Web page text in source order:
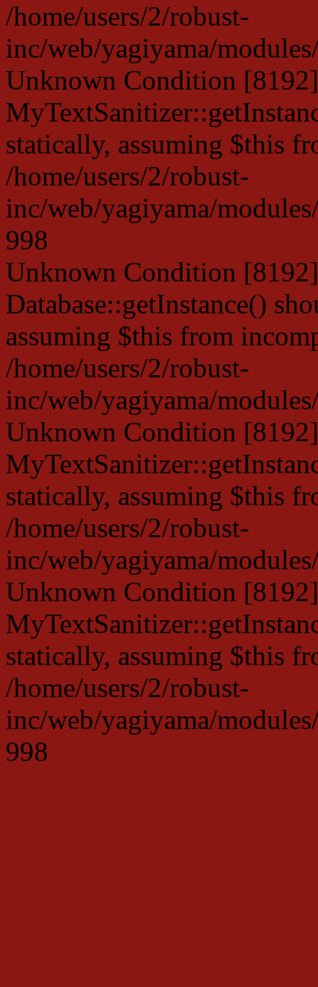
/home/users/2/robust-
inc/web/yagiyama/
Unknown Condition
statically, assuming $this
/home/users/2/robust-
inc/web/yagiyama/
998
Unknown Condition
Database::getInstance()
assuming $this from
/home/users/2/robust-
inc/web/yagiyama/
Unknown Condition
statically, assuming $this
/home/users/2/robust-
inc/web/yagiyama/
Unknown Condition
statically, assuming $this
/home/users/2/robust-
inc/web/yagiyama/
998